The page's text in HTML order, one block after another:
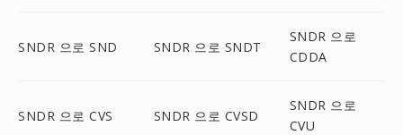
SNDR 으로 SND SNDR 으로 SNDT
SNDR 으로
CDDA
SNDR 으로 CVS SNDR 으로 CVSD
SNDR 으로
CVU